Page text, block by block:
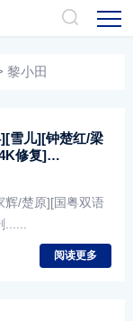
黎小田
雪儿][钟楚红/梁
修复]
辉/楚原][国粤双语
阅读更多